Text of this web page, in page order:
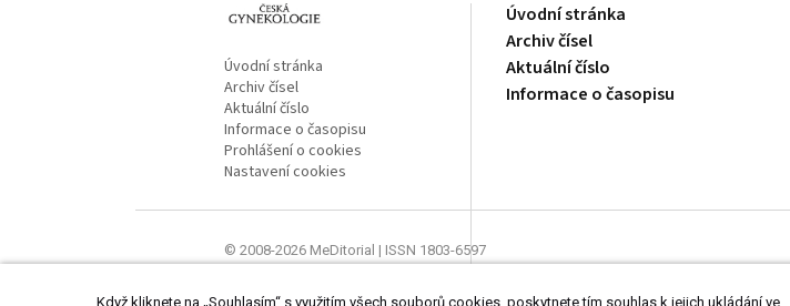
Úvodní stránka
Archiv čísel
Aktuální číslo
Informace o časopisu
Prohlášení o cookies
Nastavení cookies
Úvodní stránka
Archiv čísel
Aktuální číslo
Informace o časopisu
© 2008-2026 MeDitorial | ISSN 1803-6597
Když kliknete na „Souhlasím“ s využitím všech souborů cookies, poskytnete tím souhlas k jejich ukládání ve